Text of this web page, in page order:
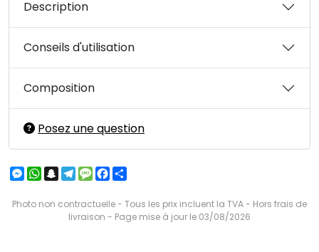
Description
Conseils d'utilisation
Composition
Posez une question
Messenger
WhatsApp
Snapchat
Telegram
MessageFacebook
Photo non contractuelle - Tous les prix incluent la TVA - Hors frais de
livraison - Page mise à jour le 03/08/2026